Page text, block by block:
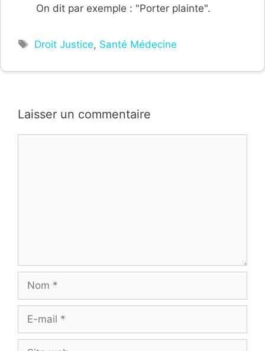
On dit par exemple : "Porter plainte".
Étiquettes
Droit Justice, Santé Médecine
Laisser un commentaire
mail